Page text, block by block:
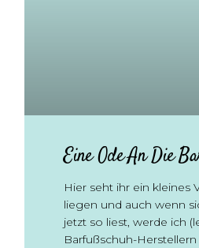
Eine Ode An Die
Hier seht ihr ein kleines
liegen und auch wenn
jetzt so liest, werde ich
Barfußschuh-